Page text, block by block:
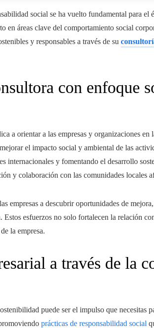
social se ha vuelto fundamental para el
en áreas clave del comportamiento social
y responsables a través de su
con enfoque
a orientar a las empresas y organizaciones en
el impacto social y ambiental de las
internacionales y fomentando el desarrollo
y colaboración con las comunidades locales
empresas a descubrir oportunidades de
esfuerzos no solo fortalecen la relación
la empresa.
a través de la
puede ser el impulso que necesitas
prácticas de responsabilidad social